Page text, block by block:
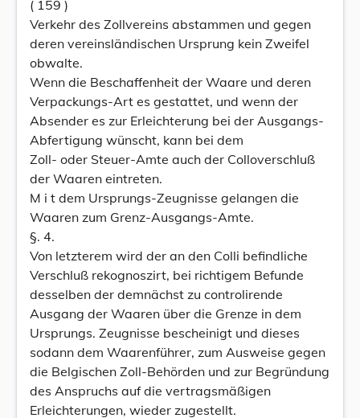
( 159 )
Verkehr des Zollvereins abstammen und gegen
deren vereinsländischen Ursprung kein Zweifel
obwalte.
Wenn die Beschaffenheit der Waare und deren
Verpackungs-Art es gestattet, und wenn der
Absender es zur Erleichterung bei der Ausgangs-
Abfertigung wünscht, kann bei dem
Zoll- oder Steuer-Amte auch der Colloverschluß
der Waaren eintreten.
M i t dem Ursprungs-Zeugnisse gelangen die
Waaren zum Grenz-Ausgangs-Amte.
§. 4.
Von letzterem wird der an den Colli befindliche
Verschluß rekognoszirt, bei richtigem Befunde
desselben der demnächst zu controlirende
Ausgang der Waaren über die Grenze in dem
Ursprungs. Zeugnisse bescheinigt und dieses
sodann dem Waarenführer, zum Ausweise gegen
die Belgischen Zoll-Behörden und zur Begründung
des Anspruchs auf die vertragsmäßigen
Erleichterungen, wieder zugestellt.